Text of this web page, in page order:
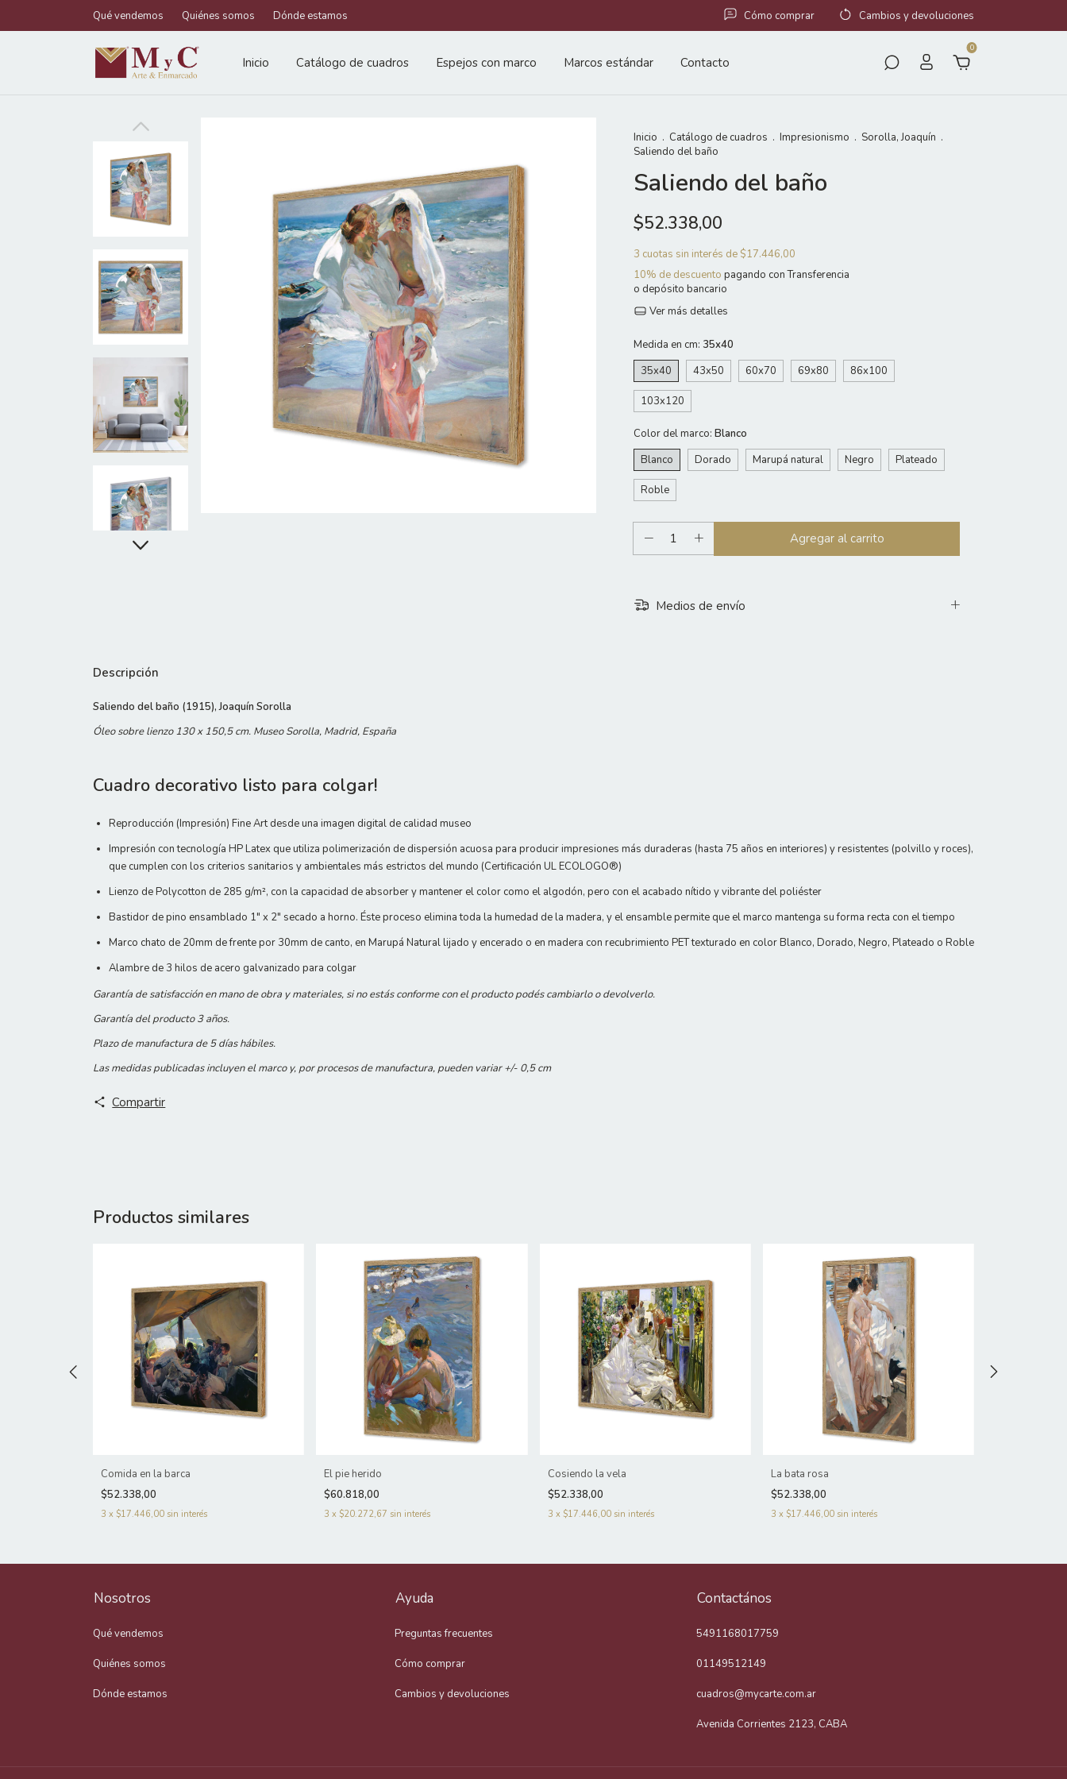
Qué vendemos Quiénes somos Dónde estamos Cómo comprar Cambios y devoluciones
Inicio Catálogo de cuadros Espejos con marco Marcos estándar Contacto
0
Inicio . Catálogo de cuadros . Impresionismo . Sorolla, Joaquín .
Saliendo del baño
Saliendo del baño
$52.338,00
3 cuotas sin interés de $17.446,00
10% de descuento pagando con Transferencia
o depósito bancario
Ver más detalles
Medida en cm: 35x40
35x40
43x50 60x70 69x80 86x100
103x120
Color del marco: Blanco
Blanco
Dorado Marupá natural Negro Plateado
Roble
Medios de envío
Descripción
Saliendo del baño (1915), Joaquín Sorolla
Óleo sobre lienzo 130 x 150,5 cm. Museo Sorolla, Madrid, España
Cuadro decorativo listo para colgar!
Reproducción (Impresión) Fine Art desde una imagen digital de calidad museo
Impresión con tecnología HP Latex que utiliza polimerización de dispersión acuosa para producir impresiones más duraderas (hasta 75 años en interiores) y resistentes (polvillo y roces),
que cumplen con los criterios sanitarios y ambientales más estrictos del mundo (Certificación UL ECOLOGO®)
Lienzo de Polycotton de 285 g/m², con la capacidad de absorber y mantener el color como el algodón, pero con el acabado nítido y vibrante del poliéster
Bastidor de pino ensamblado 1" x 2" secado a horno. Éste proceso elimina toda la humedad de la madera, y el ensamble permite que el marco mantenga su forma recta con el tiempo
Marco chato de 20mm de frente por 30mm de canto, en Marupá Natural lijado y encerado o en madera con recubrimiento PET texturado en color Blanco, Dorado, Negro, Plateado o Roble
Alambre de 3 hilos de acero galvanizado para colgar
Garantía de satisfacción en mano de obra y materiales, si no estás conforme con el producto podés cambiarlo o devolverlo.
Garantía del producto 3 años.
Plazo de manufactura de 5 días hábiles.
Las medidas publicadas incluyen el marco y, por procesos de manufactura, pueden variar +/- 0,5 cm
Compartir
Productos similares
Comida en la barca
$52.338,00
3 x $17.446,00 sin interés
El pie herido
$60.818,00
3 x$20.272,67 sin interés
Cosiendo la vela
$52.338,00
3 x $17.446,00 sin interés
La bata rosa
$52.338,00
3 x $17.446,00 sin interés
Nosotros
Qué vendemos
Quiénes somos
Dónde estamos
Ayuda
Preguntas frecuentes
Cómo comprar
Cambios y devoluciones
Contactános
5491168017759
01149512149
cuadros@mycarte.com.ar
Avenida Corrientes 2123, CABA